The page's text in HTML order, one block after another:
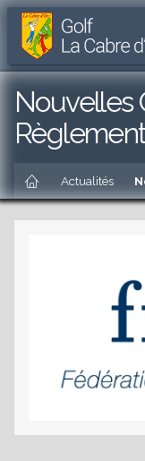
Golf
La
Cabre
d'Or
Parcours
de
trous
unique
Cabriès
Aller
l'accueil
au
menu
principal
contenu
principal
Aller
Actualités
Nouvelles